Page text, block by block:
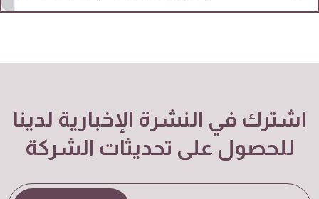
اشترك في النشرة الإخبارية لدينا
للحصول على تحديثات الشركة